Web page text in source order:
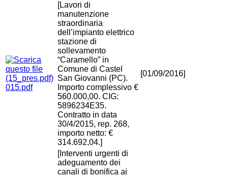
015.pdf
[Lavori di
manutenzione
straordinaria
dell’impianto elettrico
stazione di
sollevamento
“Caramello” in
Comune di Castel
San Giovanni (PC).
Importo complessivo €
560.000,00. CIG:
5896234E35.
Contratto in data
30/4/2015, rep. 268,
importo netto: €
314.692,04.]
[01/09/2016]
[Interventi urgenti di
adeguamento dei
canali di bonifica ai